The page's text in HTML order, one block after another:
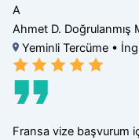
A
Ahmet D. Doğrulanmış
Yeminli Tercüme •
Fransa vize başvurum